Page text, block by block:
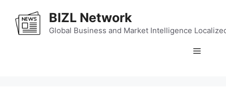
content
BIZL Network
Global Business and Market Intelligence
Menu